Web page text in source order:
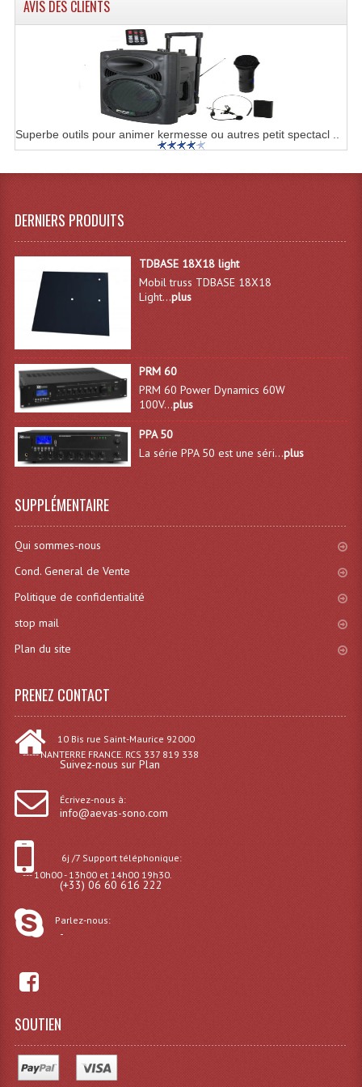
Structures, Pieds, Ponts...
Angle AG20 Structure Contest
Angle AG29 Structure Contest
Angle DECO22Q Structure Contest
Angle DUO Structure Contest
Angles Structure ASD SZ 290
Angles Structure QUATRO290
Angles Structure SD250
Angles Structure TRIO290
Embases Pour Structure
Grill Auto-Porté
Pendrillon Et Ossature
Ponts - Portiques
Structures Carrées
AVIS DES CLIENTS
Superbe outils pour animer kermesse ou autres petit spectacl ..
DERNIERS PRODUITS
TDBASE 18X18 light
Mobil truss TDBASE 18X18
Light...plus
PRM 60
PRM 60 Power Dynamics 60W
100V...plus
PPA 50
La série PPA 50 est une séri...plus
SUPPLÉMENTAIRE
Qui sommes-nous
Cond. General de Vente
Politique de confidentialité
stop mail
Plan du site
PRENEZ CONTACT
10 Bis rue Saint-Maurice 92000
----- NANTERRE FRANCE. RCS 337 819 338
Suivez-nous sur Plan
Écrivez-nous à:
info@aevas-sono.com
6j /7 Support téléphonique:
--- 10h00 - 13h00 et 14h00 19h30.
(+33) 06 60 616 222
Parlez-nous:
-
SOUTIEN